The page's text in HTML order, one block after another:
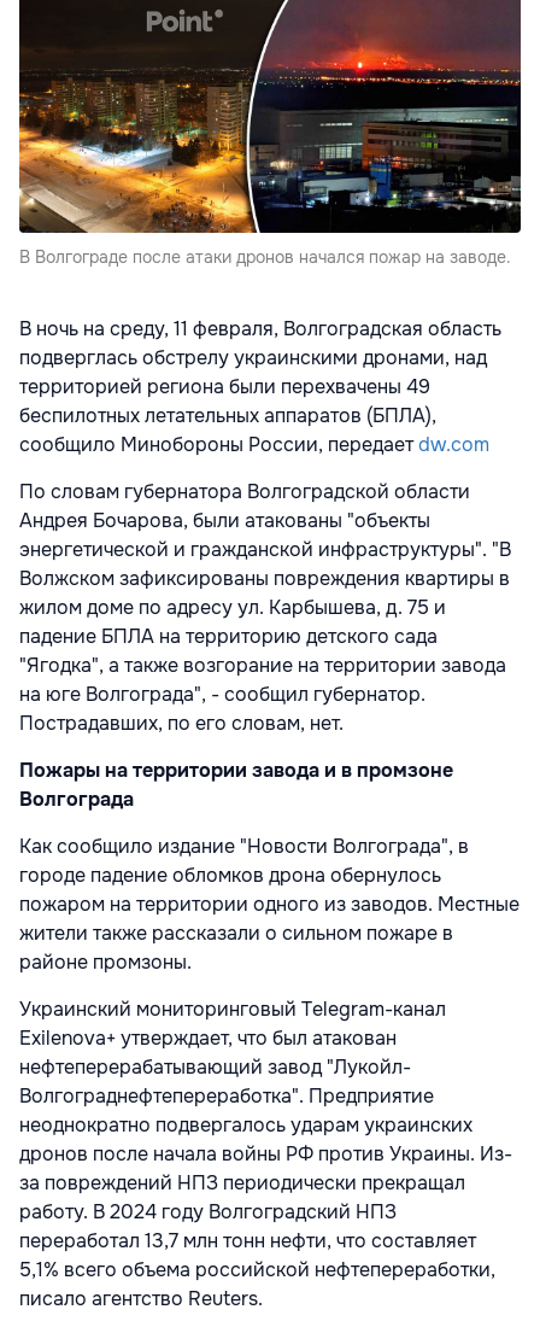
В Волгограде после атаки дронов начался пожар на заводе.
В ночь на среду, 11 февраля, Волгоградская область
подверглась обстрелу украинскими дронами, над
территорией региона были перехвачены 49
беспилотных летательных аппаратов (БПЛА),
сообщило Минобороны России, передаетdw.com
По словам губернатора Волгоградской области
Андрея Бочарова, были атакованы "объекты
энергетической и гражданской инфраструктуры". "В
Волжском зафиксированы повреждения квартиры в
жилом доме по адресу ул. Карбышева, д. 75 и
падение БПЛА на территорию детского сада
"Ягодка", а также возгорание на территории завода
на юге Волгограда", - сообщил губернатор.
Пострадавших, по его словам, нет.
Пожары на территории завода и в промзоне
Волгограда
Как сообщило издание "Новости Волгограда", в
городе падение обломков дрона обернулось
пожаром на территории одного из заводов. Местные
жители также рассказали о сильном пожаре в
районе промзоны.
Украинский мониторинговый Telegram-канал
Exilenova+ утверждает, что был атакован
нефтеперерабатывающий завод "Лукойл-
Волгограднефтепереработка". Предприятие
неоднократно подвергалось ударам украинских
дронов после начала войны РФ против Украины. Из-
за повреждений НПЗ периодически прекращал
работу. В 2024 году Волгоградский НПЗ
переработал 13,7 млн тонн нефти, что составляет
5,1% всего объема российской нефтепереработки,
писало агентство Reuters.